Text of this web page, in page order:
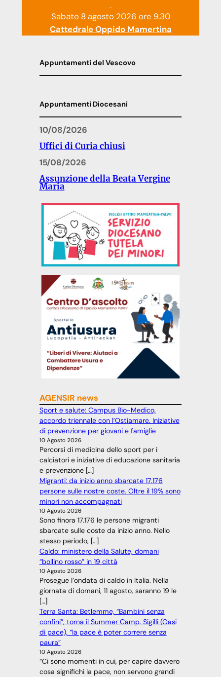
Sabato 8 agosto 2026 ore 9.30
Cattedrale Oppido Mamertina
Appuntamenti del Vescovo
Appuntamenti Diocesani
10/08/2026
Uffici di Curia chiusi
15/08/2026
Assunzione della Beata Vergine
Maria
AGENSIR news
Sport e salute: Campus Bio-Medico,
accordo triennale con l’Ostiamare. Iniziative
di prevenzione per giovani e famiglie
10 Agosto 2026
Percorsi di medicina dello sport per i
calciatori e iniziative di educazione sanitaria
e prevenzione […]
Migranti: da inizio anno sbarcate 17.176
persone sulle nostre coste. Oltre il 19% sono
minori non accompagnati
10 Agosto 2026
Sono finora 17.176 le persone migranti
sbarcate sulle coste da inizio anno. Nello
stesso periodo, […]
Caldo: ministero della Salute, domani
“bollino rosso” in 19 città
10 Agosto 2026
Prosegue l’ondata di caldo in Italia. Nella
giornata di domani, 11 agosto, saranno 19 le
[…]
Terra Santa: Betlemme, “Bambini senza
confini”, torna il Summer Camp. Sigilli (Oasi
di pace), “la pace è poter correre senza
paura”
10 Agosto 2026
“Ci sono momenti in cui, per capire davvero
cosa significhi la pace, non servono grandi